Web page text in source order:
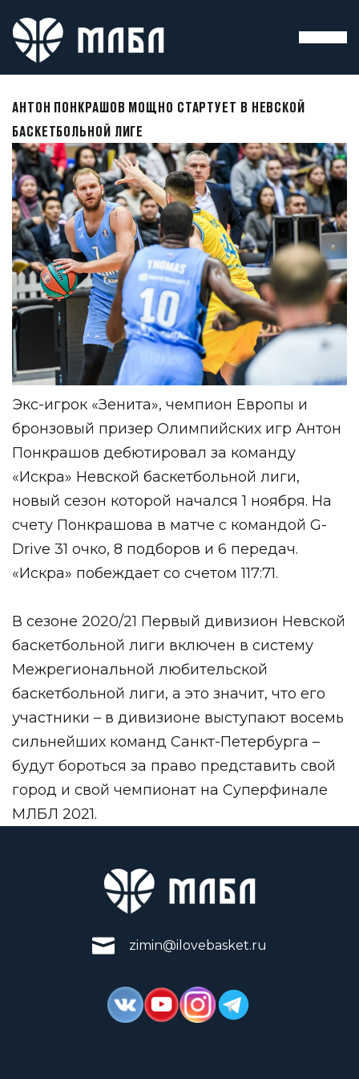
АНТОН ПОНКРАШОВ МОЩНО СТАРТУЕТ В НЕВСКОЙ
БАСКЕТБОЛЬНОЙ ЛИГЕ
Экс-игрок «Зенита», чемпион Европы и
бронзовый призер Олимпийских игр Антон
Понкрашов дебютировал за команду
«Искра» Невской баскетбольной лиги,
новый сезон которой начался 1 ноября. На
счету Понкрашова в матче с командой G-
Drive 31 очко, 8 подборов и 6 передач.
«Искра» побеждает со счетом 117:71.
В сезоне 2020/21 Первый дивизион Невской
баскетбольной лиги включен в систему
Межрегиональной любительской
баскетбольной лиги, а это значит, что его
участники – в дивизионе выступают восемь
сильнейших команд Санкт-Петербурга –
будут бороться за право представить свой
город и свой чемпионат на Суперфинале
МЛБЛ 2021.
zimin@ilovebasket.ru